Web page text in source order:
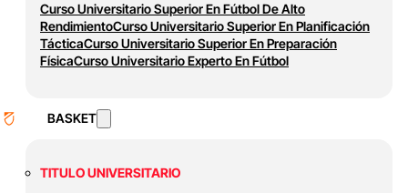
Curso Universitario Superior En Fútbol De Alto
RendimientoCurso Universitario Superior En Planificación
TácticaCurso Universitario Superior En Preparación
FísicaCurso Universitario Experto En Fútbol
BASKET
TITULO UNIVERSITARIO